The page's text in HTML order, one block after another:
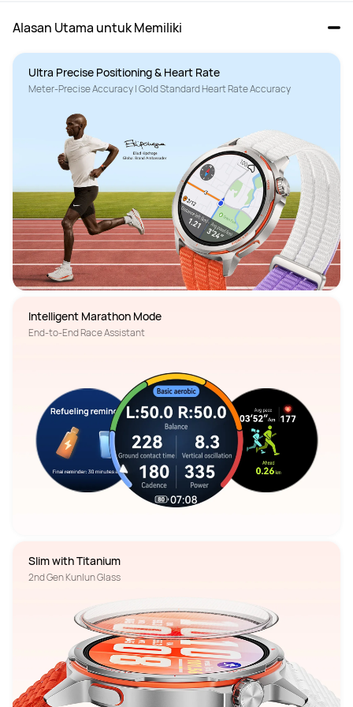
Alasan Utama untuk Memiliki
Ultra Precise Positioning & Heart Rate
Meter-Precise Accuracy | Gold Standard Heart Rate Accuracy
Intelligent Marathon Mode
End-to-End Race Assistant
Slim with Titanium
2nd Gen Kunlun Glass